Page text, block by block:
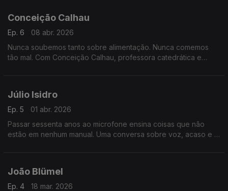
Conceição Calhau
Ep. 6
08 abr. 2026
Nunca soubemos tanto sobre alimentação. Nunca comemos
tão mal. Com Conceição Calhau, professora catedrática e
Júlio Isidro
Ep. 5
01 abr. 2026
Passar sessenta anos ao microfone ensina coisas que não
estão em nenhum manual. Uma conversa sobre voz, acaso e o
João Blümel
Ep. 4
18 mar. 2026